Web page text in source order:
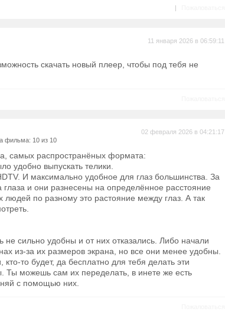
|
11 января 2026 в 06:59:11
скачать новый плеер, чтобы под тебя не
фильма: 10 из 10
02 февраля 2026 в 04:21:17
самых распространëных формата:
удобно выпускать телики.
И максимально удобное для глаз большинства. За
глаза и они разнесены на определённое расстояние
людей по разному это растояние между глаз. А так
не сильно удобны и от них отказались. Либо начали
из-за их размеров экрана, но все они менее удобны.
кто-то будет, да бесплатно для тебя делать эти
можешь сам их переделать, в инете же есть
с помощью них.